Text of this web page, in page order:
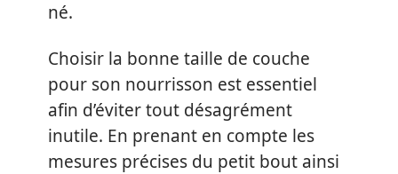
né.
Choisir la bonne taille de couche
pour son nourrisson est essentiel
afin d’éviter tout désagrément
inutile. En prenant en compte les
mesures précises du petit bout ainsi